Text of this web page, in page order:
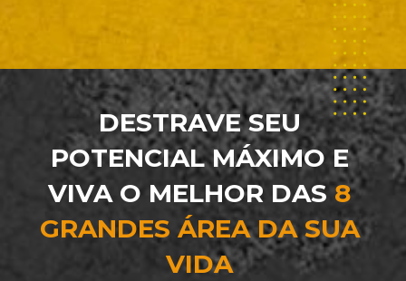
DESTRAVE SEU
POTENCIAL MÁXIMO E
VIVA O MELHOR DAS 8
GRANDES ÁREA DA SUA
VIDA